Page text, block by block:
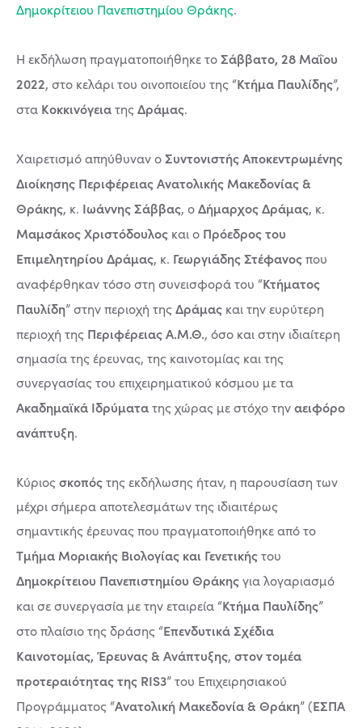
Δημοκρίτειου Πανεπιστημίου Θράκης.
Η εκδήλωση πραγματοποιήθηκε τοΣάββατο, 28 Μαΐου
2022, στο κελάρι του οινοποιείου της “Κτήμα Παυλίδης”,
στα ΚοκκινόγειατηςΔράμας.
Χαιρετισμό απηύθυναν οΣυντονιστής Αποκεντρωμένης
Διοίκησης Περιφέρειας Ανατολικής Μακεδονίας &
Θράκης, κ. Ιωάννης Σάββας, οΔήμαρχος Δράμας, κ.
Μαμσάκος Χριστόδουλος και ο Πρόεδρος του
Επιμελητηρίου Δράμας, κ. Γεωργιάδης Στέφανοςπου
αναφέρθηκαν τόσο στη συνεισφορά του “Κτήματος
Παυλίδη” στην περιοχή τηςΔράμας και την ευρύτερη
περιοχή της Περιφέρειας Α.Μ.Θ., όσο και στην ιδιαίτερη
σημασία της έρευνας, της καινοτομίας και της
συνεργασίας του επιχειρηματικού κόσμου με τα
Ακαδημαϊκά Ιδρύματατης χώρας με στόχο τηναειφόρο
ανάπτυξη.
Κύριοςσκοπόςτης εκδήλωσης ήταν, η παρουσίαση των
μέχρι σήμερα αποτελεσμάτων της ιδιαιτέρως
σημαντικής έρευνας που πραγματοποιήθηκε από το
Τμήμα Μοριακής Βιολογίας και Γενετικήςτου
Δημοκρίτειου Πανεπιστημίου Θράκηςγια λογαριασμό
και σε συνεργασία με την εταιρεία “Κτήμα Παυλίδης”
στο πλαίσιο της δράσης “Επενδυτικά Σχέδια
Καινοτομίας, Έρευνας & Ανάπτυξης, στον τομέα
προτεραιότητας της RIS3” του Επιχειρησιακού
Προγράμματος “Ανατολική Μακεδονία & Θράκη” (ΕΣΠΑ